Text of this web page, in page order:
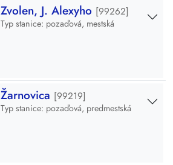
Zvolen, J. Alexyho [99262]
Typ stanice: pozaďová, mestská
Žarnovica [99219]
Typ stanice: pozaďová, predmestská